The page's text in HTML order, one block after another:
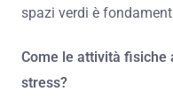
spazi verdi è
Come le attività fisiche
stress?